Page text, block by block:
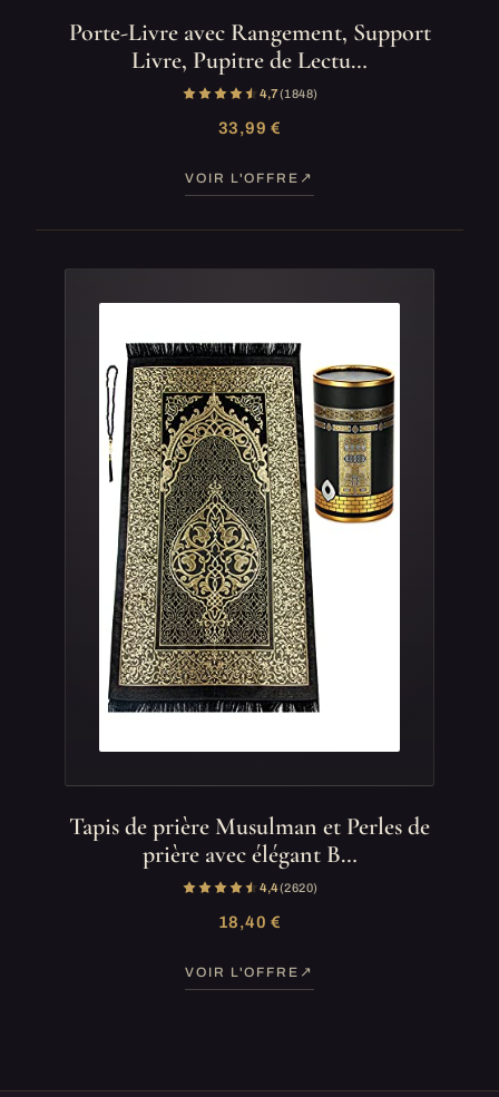
Porte-Livre avec Rangement, Support
Livre, Pupitre de Lectu…
4,7(1 848)
33,99 €
VOIR L'OFFRE
Tapis de prière Musulman et Perles de
prière avec élégant B…
4,4(2 620)
18,40 €
VOIR L'OFFRE